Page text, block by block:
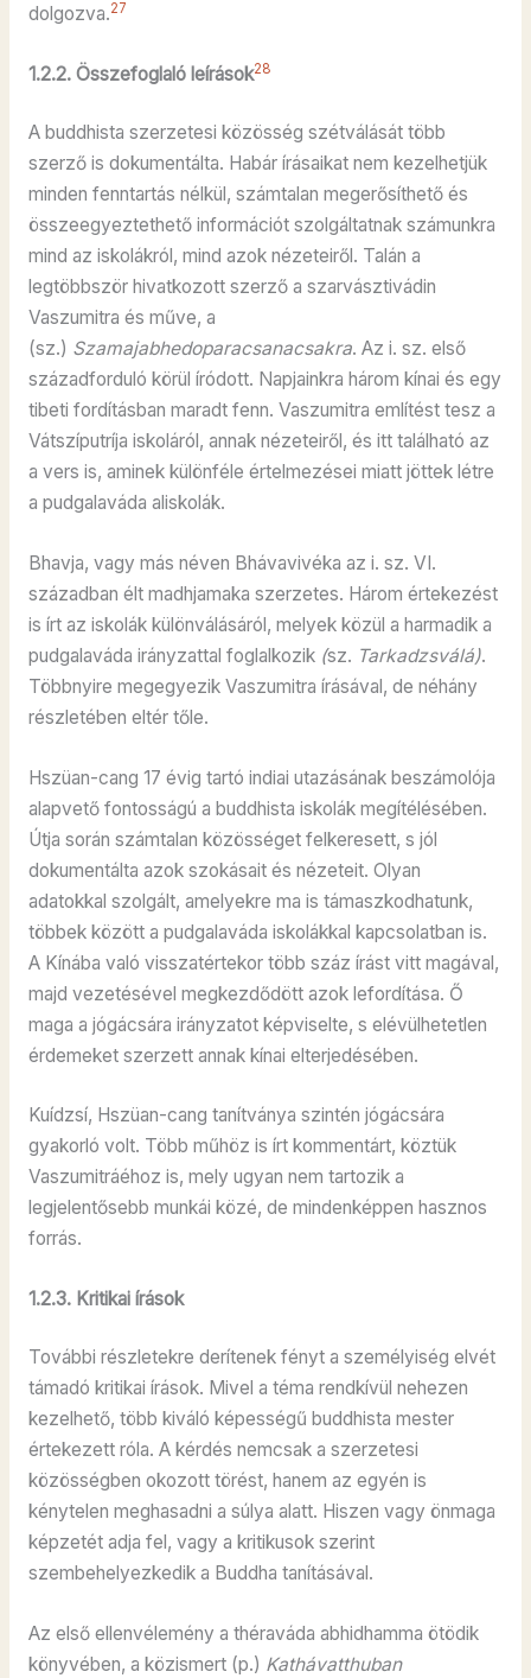
dolgozva.27
1.2.2. Összefoglaló leírások28
A buddhista szerzetesi közösség szétválását több
szerző is dokumentálta. Habár írásaikat nem kezelhetjük
minden fenntartás nélkül, számtalan megerősíthető és
összeegyeztethető információt szolgáltatnak számunkra
mind az iskolákról, mind azok nézeteiről. Talán a
legtöbbször hivatkozott szerző a szarvásztivádin
Vaszumitra és műve, a
(sz.) Szamajabhedoparacsanacsakra. Az i. sz. első
századforduló körül íródott. Napjainkra három kínai és egy
tibeti fordításban maradt fenn. Vaszumitra említést tesz a
Vátszíputríja iskoláról, annak nézeteiről, és itt található az
a vers is, aminek különféle értelmezései miatt jöttek létre
a pudgalaváda aliskolák.
Bhavja, vagy más néven Bhávavivéka az i. sz. VI.
században élt madhjamaka szerzetes. Három értekezést
is írt az iskolák különválásáról, melyek közül a harmadik a
pudgalaváda irányzattal foglalkozik (sz. Tarkadzsválá).
Többnyire megegyezik Vaszumitra írásával, de néhány
részletében eltér tőle.
Hszüan-cang 17 évig tartó indiai utazásának beszámolója
alapvető fontosságú a buddhista iskolák megítélésében.
Útja során számtalan közösséget felkeresett, s jól
dokumentálta azok szokásait és nézeteit. Olyan
adatokkal szolgált, amelyekre ma is támaszkodhatunk,
többek között a pudgalaváda iskolákkal kapcsolatban is.
A Kínába való visszatértekor több száz írást vitt magával,
majd vezetésével megkezdődött azok lefordítása. Ő
maga a jógácsára irányzatot képviselte, s elévülhetetlen
érdemeket szerzett annak kínai elterjedésében.
Kuídzsí, Hszüan-cang tanítványa szintén jógácsára
gyakorló volt. Több műhöz is írt kommentárt, köztük
Vaszumitráéhoz is, mely ugyan nem tartozik a
legjelentősebb munkái közé, de mindenképpen hasznos
forrás.
1.2.3. Kritikai írások
További részletekre derítenek fényt a személyiség elvét
támadó kritikai írások. Mivel a téma rendkívül nehezen
kezelhető, több kiváló képességű buddhista mester
értekezett róla. A kérdés nemcsak a szerzetesi
közösségben okozott törést, hanem az egyén is
kénytelen meghasadni a súlya alatt. Hiszen vagy önmaga
képzetét adja fel, vagy a kritikusok szerint
szembehelyezkedik a Buddha tanításával.
Az első ellenvélemény a théraváda abhidhamma ötödik
könyvében, a közismert (p.) Kathávatthuban